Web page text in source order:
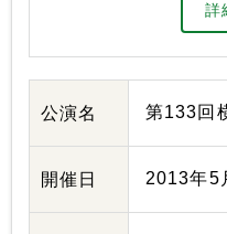
詳
公演名 第133回
開催日 2013年5